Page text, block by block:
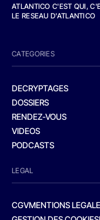
ATLANTICO C'EST QUI,
LE RESEAU D'ATLANTICO
CATEGORIES
DECRYPTAGES
DOSSIERS
RENDEZ-VOUS
VIDEOS
PODCASTS
LEGAL
CGVMENTIONS